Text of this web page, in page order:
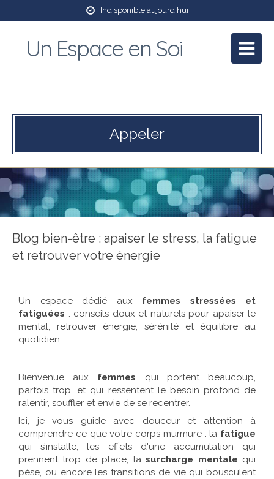
Indisponible aujourd'hui
Un Espace en Soi
Appeler
Blog bien-être : apaiser le stress, la fatigue
et retrouver votre énergie
Un espace dédié aux femmes stressées et
fatiguées : conseils doux et naturels pour apaiser le
mental, retrouver énergie, sérénité et équilibre au
quotidien.
Bienvenue aux femmes qui portent beaucoup,
parfois trop, et qui ressentent le besoin profond de
ralentir, souffler et envie de se recentrer.
Ici, je vous guide avec douceur et attention à
comprendre ce que votre corps murmure : la fatigue
qui s’installe, les effets d'une accumulation qui
prennent trop de place, lasurcharge mentale qui
pèse, ou encore les transitions de vie qui bousculent